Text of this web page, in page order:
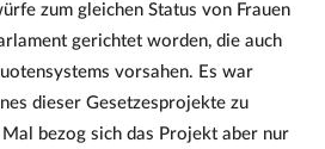
zum gleichen Status von Frauen
gerichtet worden, die auch
vorsahen. Es war
dieser Gesetzesprojekte zu
bezog sich das Projekt aber nur